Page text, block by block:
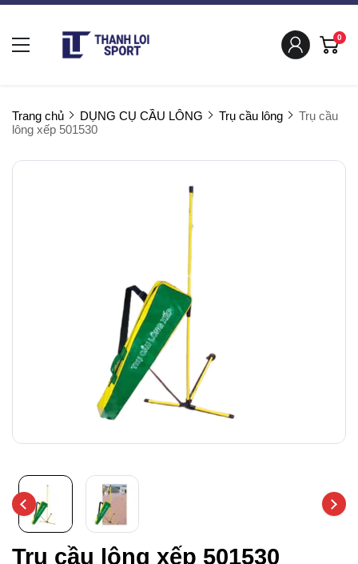
0
Trang chủ DỤNG CỤ CẦU LÔNG Trụ cầu lông
Trụ cầu
lông xếp 501530
Trụ cầu lông xếp 501530